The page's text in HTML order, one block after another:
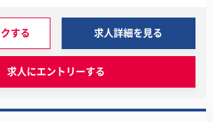
する 求人詳細を見る
求人にエントリーする